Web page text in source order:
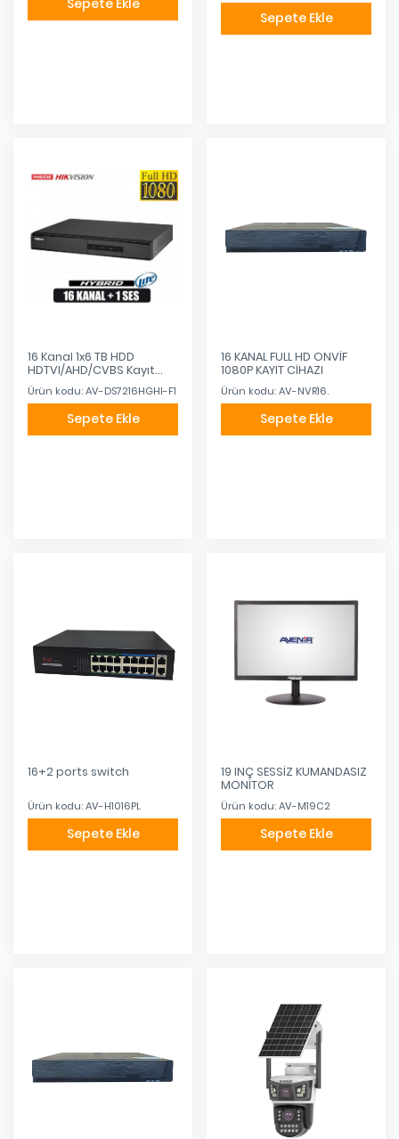
Sepete Ekle
Sepete Ekle
16 Kanal 1x6 TB HDD
HDTVI/AHD/CVBS Kayıt
Cihazı
Ürün kodu: AV-DS7216HGHI-F1
Sepete Ekle
16 KANAL FULL HD ONVİF
1080P KAYIT CİHAZI
Ürün kodu: AV-NVR16.
Sepete Ekle
16+2 ports switch
Ürün kodu: AV-H1016PL
Sepete Ekle
19 INÇ SESSİZ KUMANDASIZ
MONİTOR
Ürün kodu: AV-M19C2
Sepete Ekle